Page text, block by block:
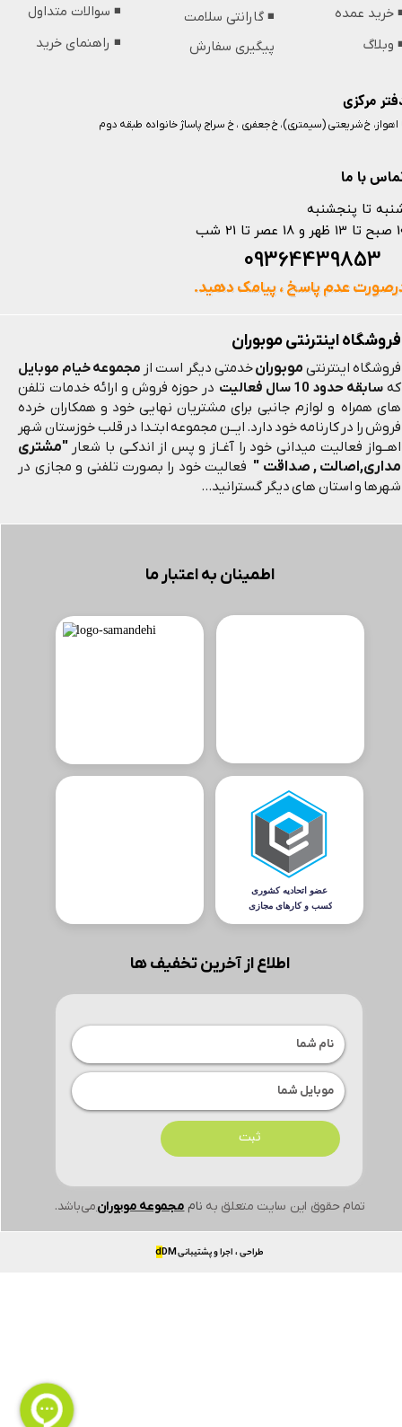
فروشگاه اینترنتی موبوران
فروشگاه اینترنتی موبورانخدمتی دیگر است از مجموعه خیام موبایل
که سابقه حدود 10 سال فعالیت
در حوزه فروش و ارائه خدمات تلفن
های همراه و لوازم جانبی برای مشتریان نهایی خود و همکاران خرده
فروش را در کارنامه خود دارد. ایــن مجموعه ابتـدا در قلب خوزستان شهر
اهــواز فعالیت میدانی خود را آغـاز و پس از اندکـی با شعار "مشتری
مداری,اصالت , صداقت " فعالیت خود را بصورت تلفنی و مجازی در
شهرها و استان های دیگر گسترانید...
تمام حقوق این سایت متعلق به نام مجموعه موبورانمی‌باشد.
اطمینان به اعتبار ما
اطلاع از آخرین تخفیف ها
ثبت
مرکزی
با ما
اهواز، خ شریعتی (سیمتری)، خ جعفری ، خ سراج پاساژ خانواده طبقه دوم
تا پنجشنبه
تا 21 شب
عدم پاسخ ، پیامک دهید.
◾️ سوالات متداول
◾️ راهنمای خرید
خرید عمده
وبلاگ
◾️ گارانتی سلامت
پیگیری سفارش
طراحی ، اجرا و پشتیبانی dDM